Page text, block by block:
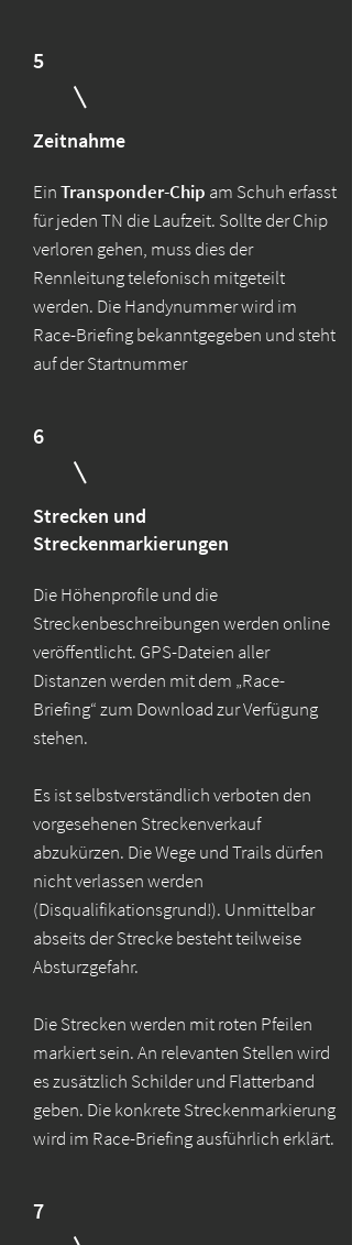
5
Zeitnahme
EinTransponder-Chip am Schuh erfasst
für jeden TN die Laufzeit. Sollte der Chip
verloren gehen, muss dies der
Rennleitung telefonisch mitgeteilt
werden. Die Handynummer wird im
Race-Briefing bekanntgegeben und steht
auf der Startnummer
6
Strecken und
Streckenmarkierungen
Die Höhenprofile und die
Streckenbeschreibungen werden online
veröffentlicht. GPS-Dateien aller
Distanzen werden mit dem „Race-
Briefing“ zum Download zur Verfügung
stehen.
Es ist selbstverständlich verboten den
vorgesehenen Streckenverkauf
abzukürzen. Die Wege und Trails dürfen
nicht verlassen werden
(Disqualifikationsgrund!). Unmittelbar
abseits der Strecke besteht teilweise
Absturzgefahr.
Die Strecken werden mit roten Pfeilen
markiert sein. An relevanten Stellen wird
es zusätzlich Schilder und Flatterband
geben. Die konkrete Streckenmarkierung
wird im Race-Briefing ausführlich erklärt.
7